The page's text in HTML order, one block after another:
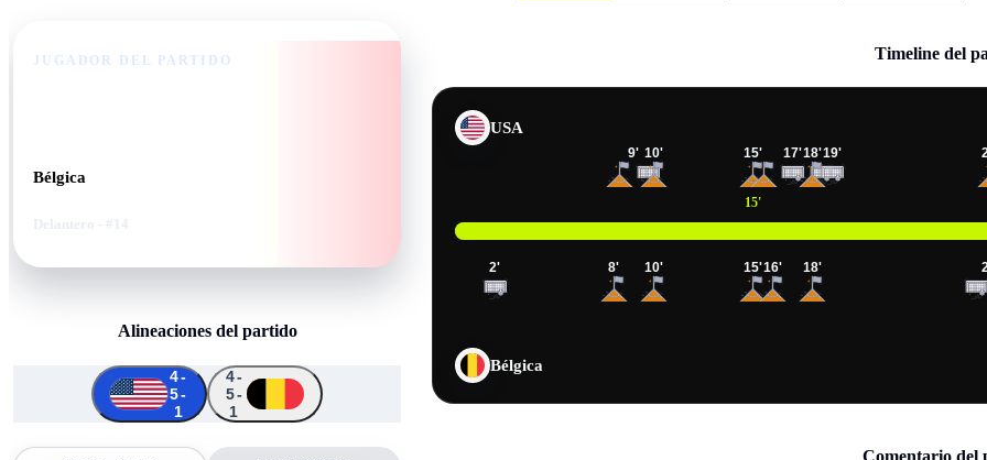
JUGADOR DEL PARTIDO
Bélgica
Delantero - #14
Alineaciones del partido
4-
5-
1
4-
5-
1
↑
↑ ↑
↑ ↑
↑
Timeline del
USA
15'
2' 8'
9' 10'
10' 15'
15'
16'
17'18'
18'
19'
Bélgica